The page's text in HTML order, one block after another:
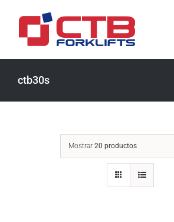
ctb30s
Mostrar 20 productos